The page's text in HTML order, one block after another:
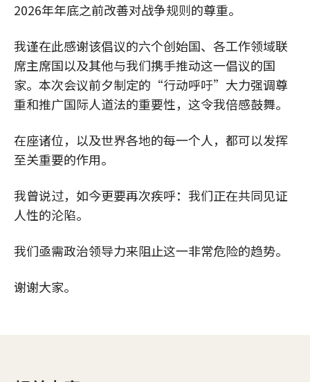
2026年年底之前改善对战争规则的尊重。
我谨在此感谢该倡议的六个创始国、各工作领域联
席主席国以及其他与我们携手推动这一倡议的国
家。本次会议前夕制定的“行动呼吁”大力强调尊
重和推广国际人道法的重要性，这令我倍感鼓舞。
在座诸位，以及世界各地的每一个人，都可以发挥
至关重要的作用。
我曾说过，如今更要再次疾呼：我们正在共同见证
人性的沦陷。
我们亟需政治领导力来阻止这一非常危险的趋势。
谢谢大家。